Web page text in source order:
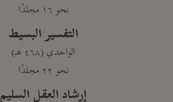
نحو ١٦ مجلدًا
التفسير البسيط
الواحدي (٤٦٨ هـ)
نحو ٢٢ مجلدًا
إرشاد العقل السليم